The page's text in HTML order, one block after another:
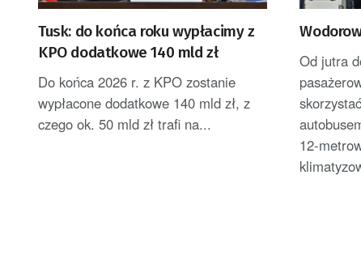
Tusk: do końca roku wypłacimy z
KPO dodatkowe 140 mld zł
Do końca 2026 r. z KPO zostanie
wypłacone dodatkowe 140 mld zł, z
czego ok. 50 mld zł trafi na...
Od jutra
12-